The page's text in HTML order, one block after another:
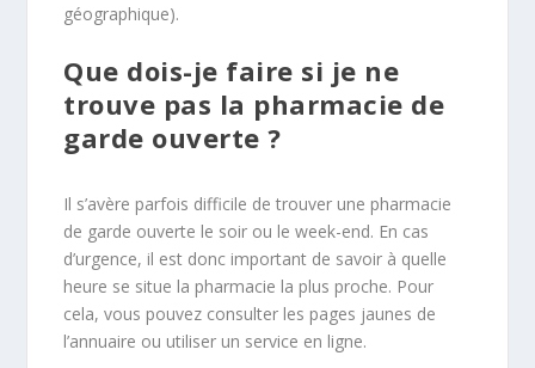
géographique).
Que dois-je faire si je ne
trouve pas la pharmacie de
garde ouverte ?
Il s’avère parfois difficile de trouver une pharmacie
de garde ouverte le soir ou le week-end. En cas
d’urgence, il est donc important de savoir à quelle
heure se situe la pharmacie la plus proche. Pour
cela, vous pouvez consulter les pages jaunes de
l’annuaire ou utiliser un service en ligne.